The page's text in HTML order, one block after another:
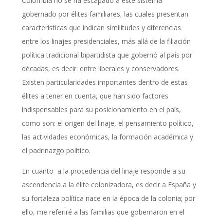
gobernado por élites familiares, las cuales presentan
características que indican similitudes y diferencias
entre los linajes presidenciales, más allá de la filiación
política tradicional bipartidista que gobernó al país por
décadas, es decir: entre liberales y conservadores.
Existen particularidades importantes dentro de estas
élites a tener en cuenta, que han sido factores
indispensables para su posicionamiento en el país,
como son: el origen del linaje, el pensamiento político,
las actividades económicas, la formación académica y
el padrinazgo político.
En cuanto a la procedencia del linaje responde a su
ascendencia a la élite colonizadora, es decir a España y
su fortaleza política nace en la época de la colonia; por
ello, me referiré a las familias que gobernaron en el